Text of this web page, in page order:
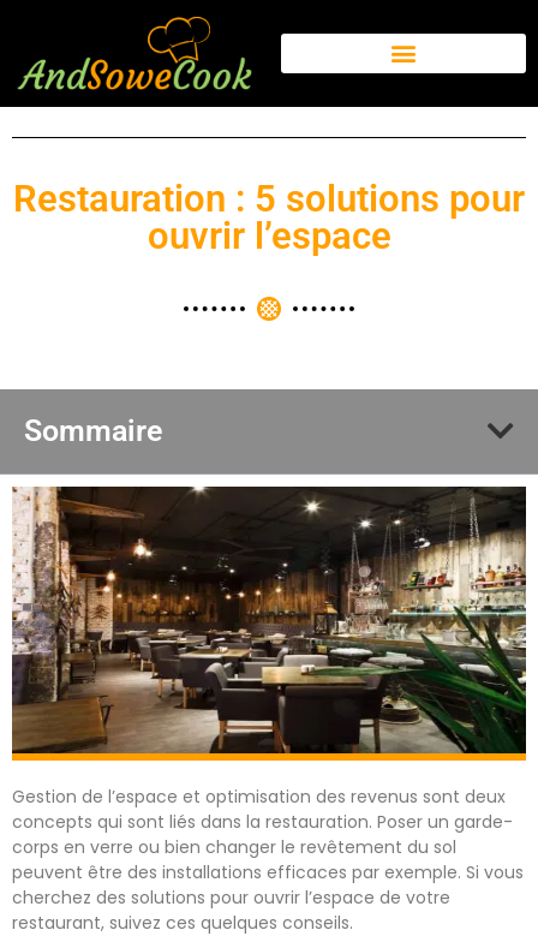
Restauration : 5 solutions pour
ouvrir l’espace
Sommaire
Gestion de l’espace et optimisation des revenus sont deux
concepts qui sont liés dans la restauration. Poser un garde-
corps en verre ou bien changer le revêtement du sol
peuvent être des installations efficaces par exemple. Si vous
cherchez des solutions pour ouvrir l’espace de votre
restaurant, suivez ces quelques conseils.